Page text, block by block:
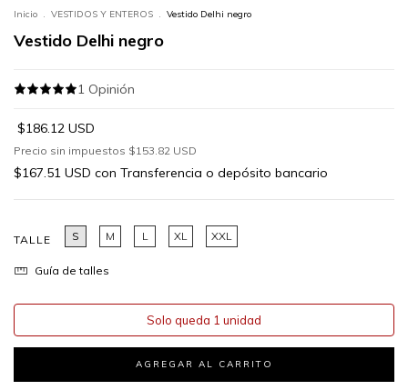
Inicio . VESTIDOS Y ENTEROS . Vestido Delhi negro
Vestido Delhi negro
1 Opinión
$186.12 USD
Precio sin impuestos $153.82 USD
$167.51 USD con Transferencia o depósito bancario
TALLE S M L XL XXL
Guía de talles
Solo queda 1 unidad